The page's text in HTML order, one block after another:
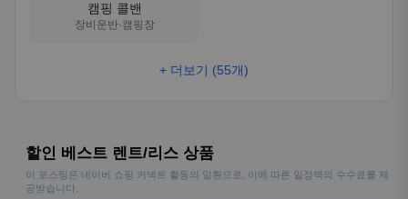
캠핑 콜밴
장비운반·캠핑장
+ 더보기 (55개)
할인 베스트 렌트/리스 상품
이 포스팅은 네이버 쇼핑 커넥트 활동의 일환으로, 이에 따른 일정액의 수수료를 제
공받습니다.